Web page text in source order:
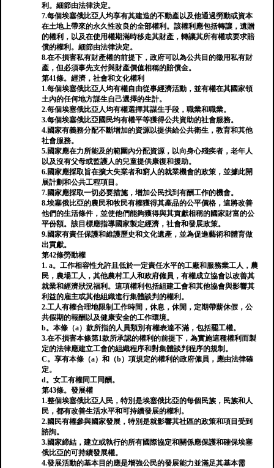
利。細節由法律決定。
7.每個埃塞俄比亞人均享有其建造的不動產以及他通過勞動或資本
在土地上帶來的永久性改良的全部權利。該權利應包括轉讓，遺贈
的權利，以及在使用權期滿時移走其財產，轉讓其所有權或要求賠
償的權利。細節由法律決定。
8.在不損害私有財產權的前提下，政府可以為公共目的徵用私有財
產，但必須事先支付與財產價值相稱的賠償金。
第41條。經濟，社會和文化權利
1.每個埃塞俄比亞人均有權自由從事經濟活動，並有權在其國家領
土內的任何地方謀生自己選擇的生計。
2.每個埃塞俄比亞人均有權選擇其謀生手段，職業和職業。
3.每個埃塞俄比亞國民均有權平等獲得公共資助的社會服務。
4.國家有義務分配不斷增加的資源以提供給公共衛生，教育和其他
社會服務。
5.國家應在力所能及的範圍內分配資源，以向身心殘疾者，老年人
以及沒有父母或監護人的兒童提供康復和援助。
6.國家應採取旨在擴大失業者和窮人的就業機會的政策，並據此開
展計劃和公共工程項目。
7.國家應採取一切必要措施，增加公民找到有酬工作的機會。
8.埃塞俄比亞的農民和牧民有權獲得其產品的公平價格，這將改善
他們的生活條件，並使他們能夠獲得與其貢獻相稱的國家財富的公
平份額。該目標應指導國家製定經濟，社會和發展政策。
9.國家有責任保護和維護歷史和文化遺產，並為促進藝術和體育做
出貢獻。
第42條勞動權
1. a。工作相容性允許且低於一定責任水平的工廠和服務業工人，農
民，農場工人，其他農村工人和政府僱員，有權成立協會以改善其
就業和經濟狀況福利。這項權利包括組建工會和其他協會與影響其
利益的雇主或其他組織進行集體談判的權利。
2.工人有權合理地限制工作時間，休息，休閒，定期帶薪休假，公
共假期的報酬以及健康安全的工作環境。
b。本條（a）款所指的人員類別有權表達不滿，包括罷工權。
3.在不損害本條第1款所承認的權利的前提下，為實施這種權利而製
定的法律應建立工會的組織程序和對集體談判程序的規制。
C。享有本條（a）和（b）項規定的權利的政府僱員，應由法律確
定。
d。女工有權同工同酬。
第43條。發展權
1.整個埃塞俄比亞人民，特別是埃塞俄比亞的每個民族，民族和人
民，都有改善生活水平和可持續發展的權利。
2.國民有權參與國家發展，特別是就影響其社區的政策和項目受到
諮詢。
3.國家締結，建立或執行的所有國際協定和關係應保護和確保埃塞
俄比亞的可持續發展權。
4.發展活動的基本目的應是增強公民的發展能力並滿足其基本需